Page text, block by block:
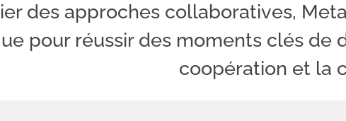
des approches collaboratives,
pour réussir des moments clés de
coopération et la